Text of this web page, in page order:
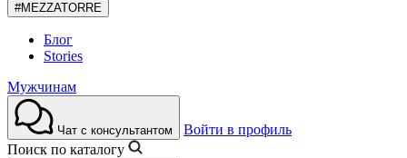
#MEZZATORRE
Блог
Stories
Мужчинам
Чат с консультантом
Войти в профиль
Поиск по каталогу